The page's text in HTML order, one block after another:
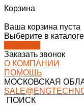
Корзина
Ваша корзина пуста
Выберите в
Заказать звонок
О КОМПАНИИ
ПОМОЩЬ
МОСКОВСКАЯ
ПОИСК